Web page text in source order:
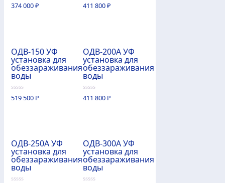
0
из
374 000₽
0
из
411 800₽
ОДВ-150 УФ
установка для
обеззараживания
воды
0
из
519 500₽
ОДВ-200А УФ
установка для
обеззараживания
воды
0
из
411 800₽
ОДВ-250А УФ
установка для
обеззараживания
воды
ОДВ-300А УФ
установка для
обеззараживания
воды